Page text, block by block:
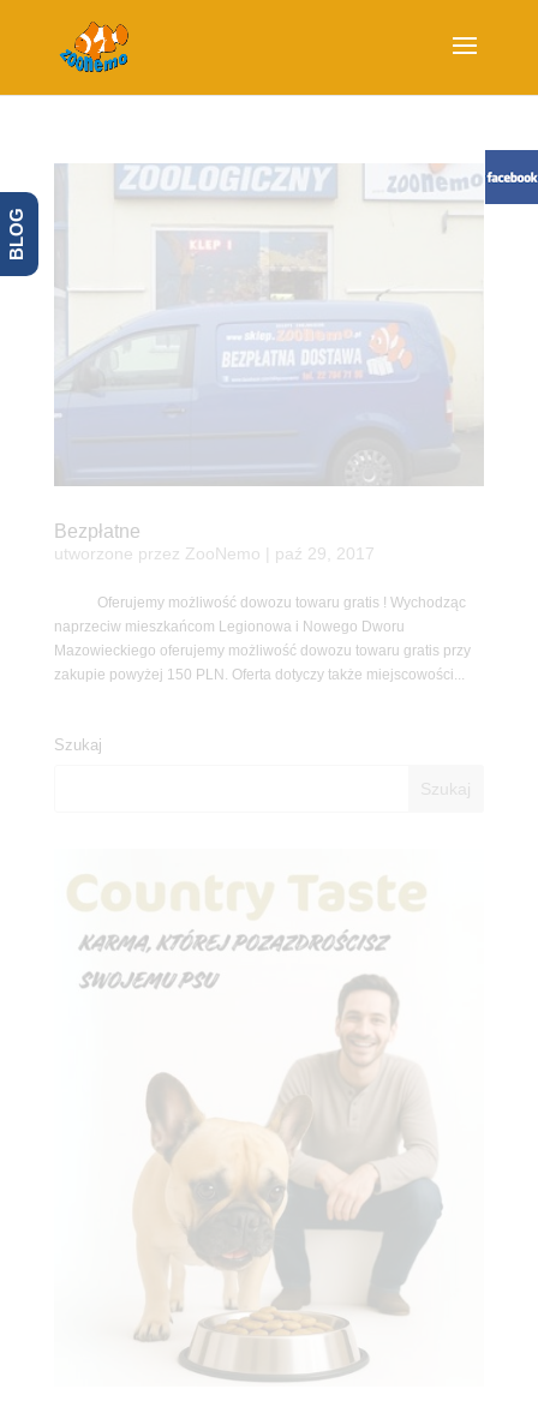
Bezpłatne
utworzone przez ZooNemo paź 29, 2017
Oferujemy możliwość dowozu towaru gratis ! Wychodząc
naprzeciw mieszkańcom Legionowa i Nowego Dworu
Mazowieckiego oferujemy możliwość dowozu towaru gratis przy
zakupie powyżej 150 PLN. Oferta dotyczy także miejscowości...
Szukaj
BLOG